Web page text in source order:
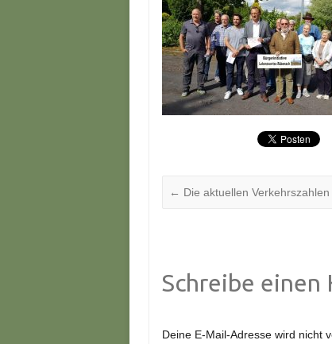
← Die aktuellen
Schreibe einen
Deine E-Mail-Adresse wird nicht